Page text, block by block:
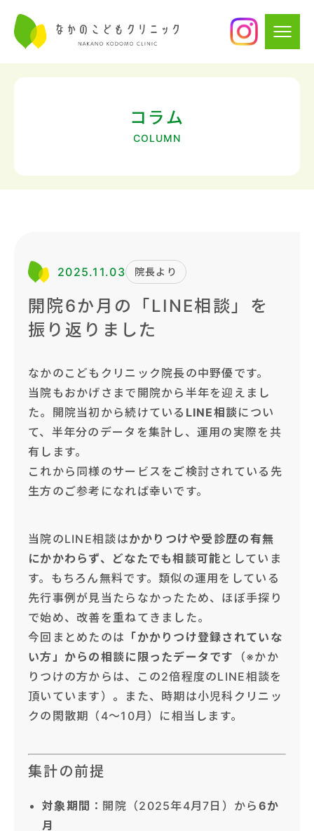
コラム
COLUMN
2025.11.03 院長より
開院6か月の「LINE相談」を
振り返りました
なかのこどもクリニック院長の中野優です。
当院もおかげさまで開院から半年を迎えまし
た。開院当初から続けている LINE相談につい
て、半年分のデータを集計し、運用の実際を共
有します。
これから同様のサービスをご検討されている先
生方のご参考になれば幸いです。
当院のLINE相談はかかりつけや受診歴の有無
にかかわらず、どなたでも相談可能 としていま
す。もちろん無料です。類似の運用をしている
先行事例が見当たらなかったため、ほぼ手探り
で始め、改善を重ねてきました。
今回まとめたのは 「かかりつけ登録されていな
い方」からの相談に限ったデータです
（※かか
りつけの方からは、この2倍程度のLINE相談を
頂いています） 。
また、時期は小児科クリニッ
クの閑散期（4〜10月）に相当します。
集計の前提
対象期間 ：開院（2025年4月7日）から 6か
月